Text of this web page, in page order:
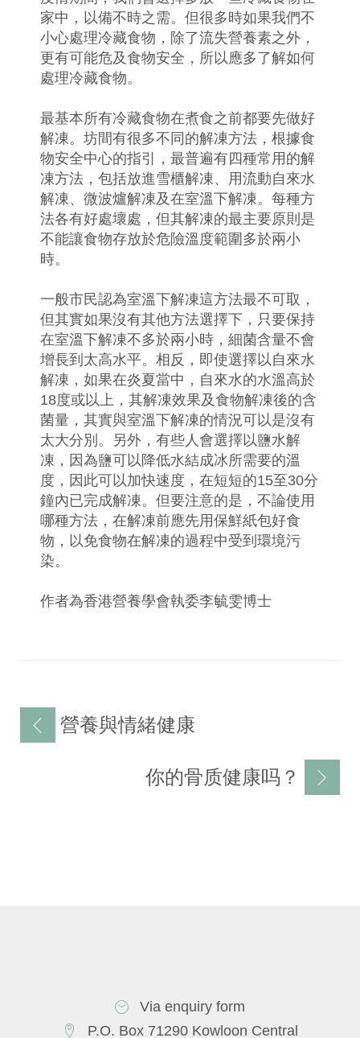
家中，以備不時之需。但很多時如果我們不
小心處理冷藏食物，除了流失營養素之外，
更有可能危及食物安全，所以應多了解如何
處理冷藏食物。
最基本所有冷藏食物在煮食之前都要先做好
解凍。坊間有很多不同的解凍方法，根據食
物安全中心的指引，最普遍有四種常用的解
凍方法，包括放進雪櫃解凍、用流動自來水
解凍、微波爐解凍及在室溫下解凍。每種方
法各有好處壞處，但其解凍的最主要原則是
不能讓食物存放於危險溫度範圍多於兩小
時。
一般市民認為室溫下解凍這方法最不可取，
但其實如果沒有其他方法選擇下，只要保持
在室溫下解凍不多於兩小時，細菌含量不會
增長到太高水平。相反，即使選擇以自來水
解凍，如果在炎夏當中，自來水的水溫高於
18度或以上，其解凍效果及食物解凍後的含
菌量，其實與室溫下解凍的情況可以是沒有
太大分別。另外，有些人會選擇以鹽水解
凍，因為鹽可以降低水結成冰所需要的溫
度，因此可以加快速度，在短短的15至30分
鐘內已完成解凍。但要注意的是，不論使用
哪種方法，在解凍前應先用保鮮紙包好食
物，以免食物在解凍的過程中受到環境污
染。
作者為香港營養學會執委李毓雯博士
文
章
營養與情緒健康
你的骨质健康吗？
Via enquiry form
P.O. Box 71290 Kowloon Central